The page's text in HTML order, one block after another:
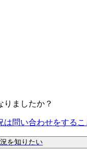
りましたか？
は問い合わせをするこ
を知りたい